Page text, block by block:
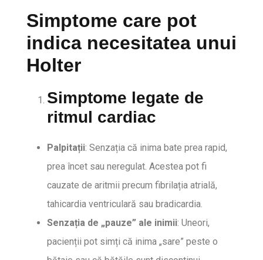
Simptome care pot
indica necesitatea unui
Holter
Simptome legate de
ritmul cardiac
Palpitații: Senzația că inima bate prea rapid,
prea încet sau neregulat. Acestea pot fi
cauzate de aritmii precum fibrilația atrială,
tahicardia ventriculară sau bradicardia.
Senzația de „pauze” ale inimii: Uneori,
pacienții pot simți că inima „sare” peste o